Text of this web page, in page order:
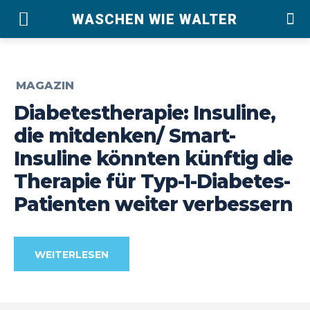
WASCHEN WIE WALTER
MAGAZIN
Diabetestherapie: Insuline,
die mitdenken/ Smart-
Insuline könnten künftig die
Therapie für Typ-1-Diabetes-
Patienten weiter verbessern
WEITERLESEN